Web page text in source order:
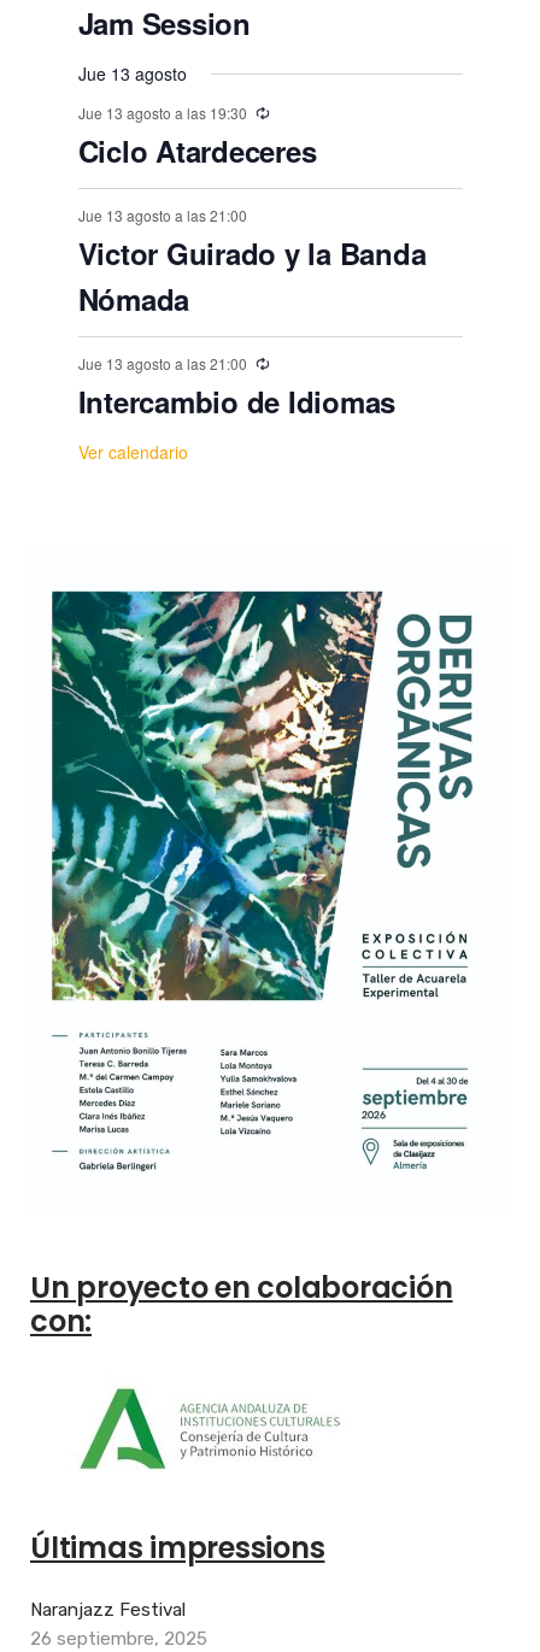
t
o
s
,
,
o
o
o
,
,
Jam Session
Jue 13 agosto
Jue 13 agosto a las 19:30
Ciclo Atardeceres
Jue 13 agosto a las 21:00
Victor Guirado y la Banda
Nómada
Jue 13 agosto a las 21:00
Intercambio de Idiomas
Ver calendario
Un proyecto en colaboración
con:
Últimas impressions
Naranjazz Festival
26 septiembre, 2025